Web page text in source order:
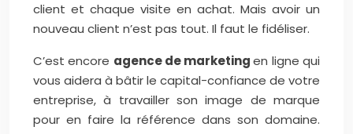
client et chaque visite en achat. Mais avoir un
nouveau client n’est pas tout. Il faut le fidéliser.
C’est encore agence de marketingen ligne qui
vous aidera à bâtir le capital-confiance de votre
entreprise, à travailler son image de marque
pour en faire la référence dans son domaine.